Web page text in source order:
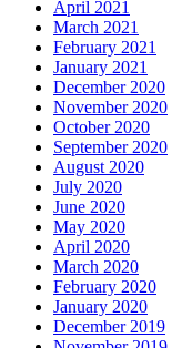
April 2021
March 2021
February 2021
January 2021
December 2020
November 2020
October 2020
September 2020
August 2020
July 2020
June 2020
May 2020
April 2020
March 2020
February 2020
January 2020
December 2019